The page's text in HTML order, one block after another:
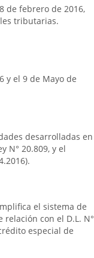
de febrero de 2016,
tributarias.
y el 9 de Mayo de
desarrolladas en
N° 20.809, y el
el sistema de
con el D.L. N°
especial de